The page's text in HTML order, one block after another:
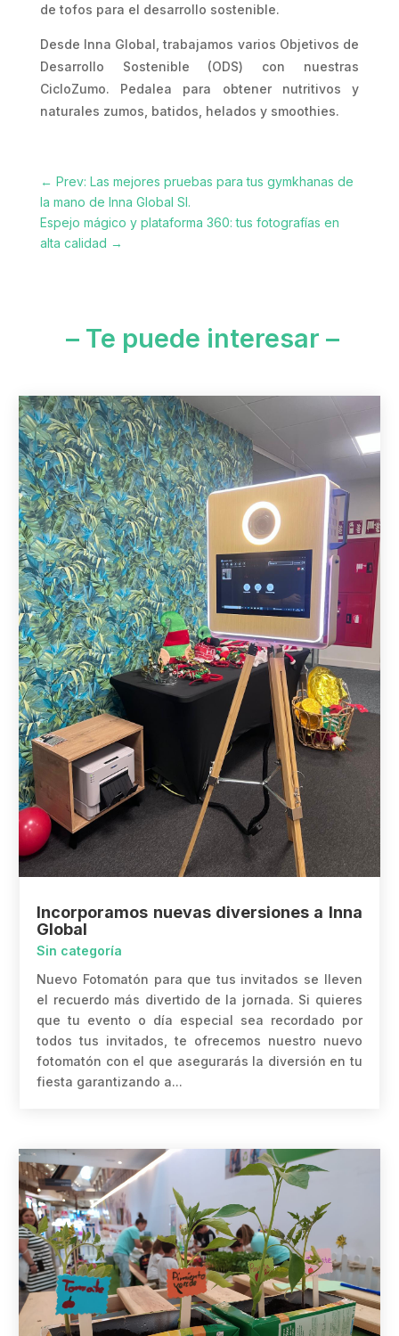
de tofos para el desarrollo sostenible.
Desde Inna Global, trabajamos varios Objetivos de
Desarrollo Sostenible (ODS) con nuestras
CicloZumo. Pedalea para obtener nutritivos y
naturales zumos, batidos, helados y smoothies.
← Prev: Las mejores pruebas para tus gymkhanas de
la mano de Inna Global Sl.
Espejo mágico y plataforma 360: tus fotografías en
alta calidad →
– Te puede interesar –
Incorporamos nuevas diversiones a Inna
Global
Sin categoría
Nuevo Fotomatón para que tus invitados se lleven
el recuerdo más divertido de la jornada. Si quieres
que tu evento o día especial sea recordado por
todos tus invitados, te ofrecemos nuestro nuevo
fotomatón con el que asegurarás la diversión en tu
fiesta garantizando a...